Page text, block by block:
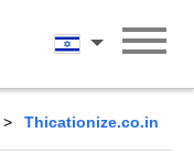
עברית
Thicationize.co.in